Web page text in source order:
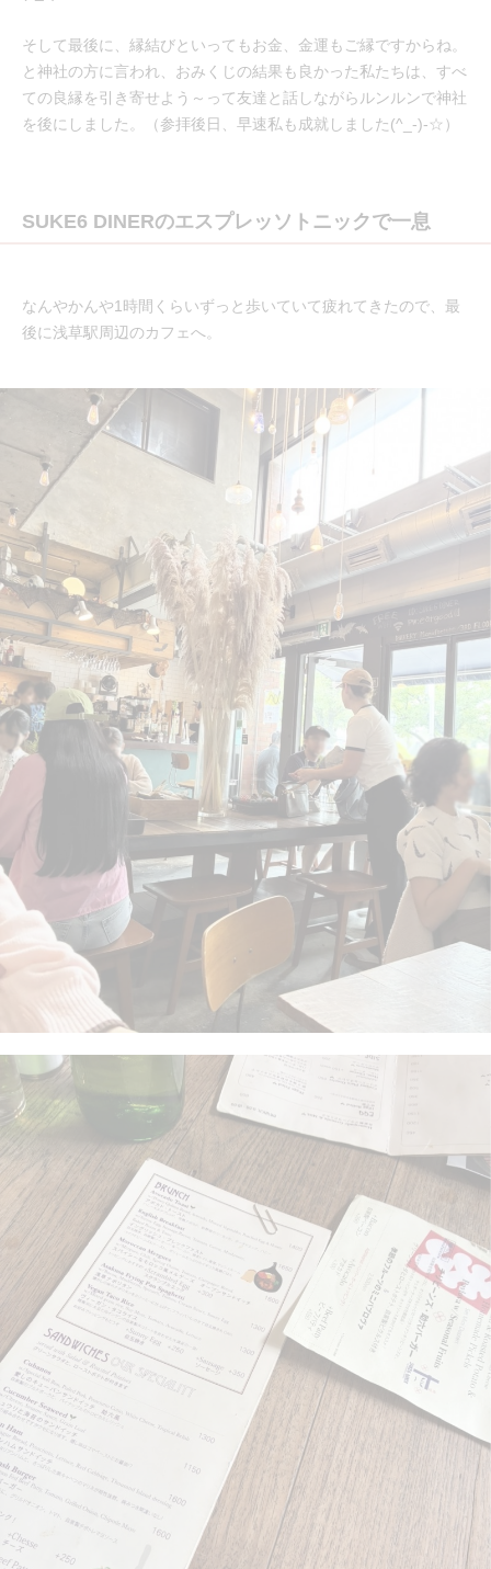
そして最後に、縁結びといってもお金、金運もご縁ですからね。
と神社の方に言われ、おみくじの結果も良かった私たちは、すべ
ての良縁を引き寄せよう～って友達と話しながらルンルンで神社
を後にしました。（参拝後日、早速私も成就しました(^_-)-☆）
SUKE6 DINERのエスプレッソトニックで一息
なんやかんや1時間くらいずっと歩いていて疲れてきたので、最
後に浅草駅周辺のカフェへ。